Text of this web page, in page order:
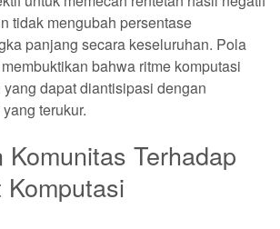
tidak mengubah persentase
panjang secara keseluruhan. Pola
bahwa ritme komputasi
dapat diantisipasi dengan
terukur.
Komunitas Terhadap